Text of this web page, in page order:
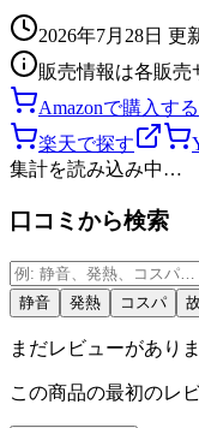
2026年7月28日 更
販売情報は各販売
Amazonで購入する
楽天で探す
集計を読み込み中…
口コミから検索
静音
発熱 コスパ
まだレビューがあり
この商品の最初のレ